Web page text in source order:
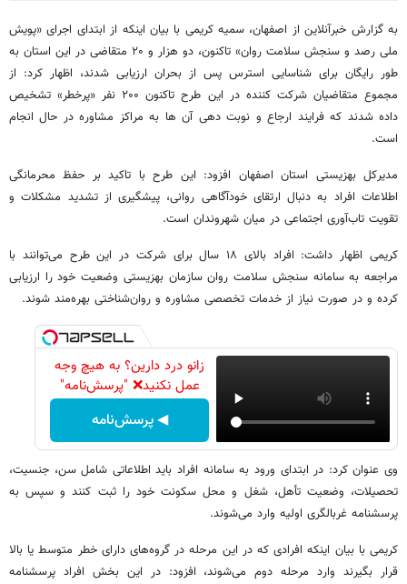
به گزارش خبرآنلاین از اصفهان، سمیه کریمی با بیان اینکه از ابتدای اجرای «پویش
ملی رصد و سنجش سلامت روان» تاکنون، دو هزار و ۲۰ متقاضی در این استان به
طور رایگان برای شناسایی استرس پس از بحران ارزیابی شدند، اظهار کرد: از
مجموع متقاضیان شرکت کننده در این طرح تاکنون ۲۰۰ نفر «پرخطر» تشخیص
داده شدند که فرایند ارجاع و نوبت دهی آن ها به مراکز مشاوره در حال انجام
است.
مدیرکل بهزیستی استان اصفهان افزود: این طرح با تاکید بر حفظ محرمانگی
اطلاعات افراد به دنبال ارتقای خودآگاهی روانی، پیشگیری از تشدید مشکلات و
تقویت تاب‌آوری اجتماعی در میان شهروندان است.
کریمی اظهار داشت: افراد بالای ۱۸ سال برای شرکت در این طرح می‌توانند با
مراجعه به سامانه سنجش سلامت روان سازمان بهزیستی وضعیت خود را ارزیابی
کرده و در صورت نیاز از خدمات تخصصی مشاوره و روان‌شناختی بهره‌مند شوند.
زانو درد دارین؟ به هیچ وجه
عمل نکنید❌ "پرسش‌نامه"
◀ پرسش‌نامه
وی عنوان کرد: در ابتدای ورود به سامانه افراد باید اطلاعاتی شامل سن، جنسیت،
تحصیلات، وضعیت تأهل، شغل و محل سکونت خود را ثبت کنند و سپس به
پرسشنامه غربالگری اولیه وارد می‌شوند.
کریمی با بیان اینکه افرادی که در این مرحله در گروه‌های دارای خطر متوسط یا بالا
قرار بگیرند وارد مرحله دوم می‌شوند، افزود: در این بخش افراد پرسشنامه